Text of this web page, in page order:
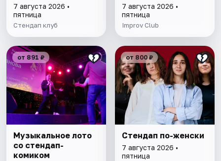
7 августа 2026 •
пятница
Стендап клуб
7 августа 2026 •
пятница
Improv Club
от 891 ₽
Музыкальное лото
со стендап-
комиком
от 800 ₽
Стендап по-женски
7 августа 2026 •
пятница